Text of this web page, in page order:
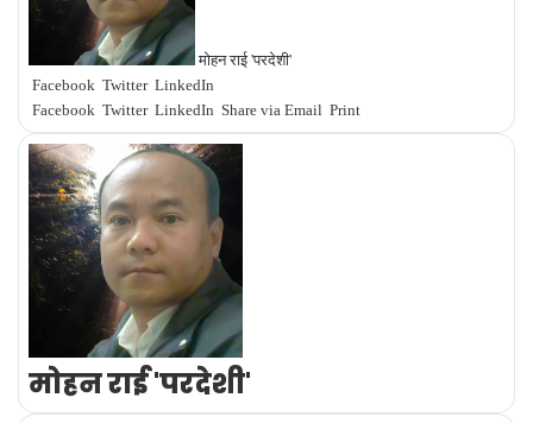
मोहन राई 'परदेशी'
Facebook Twitter LinkedIn
Facebook Twitter LinkedIn Share via Email Print
मोहन राई 'परदेशी'